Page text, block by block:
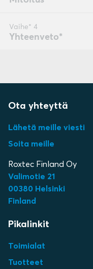
Ota yhteyttä
Lähetä meille viesti
Soita meille
Roxtec Finland Oy
Valimotie 21
00380 Helsinki
Finland
Pikalinkit
Toimialat
Tuotteet